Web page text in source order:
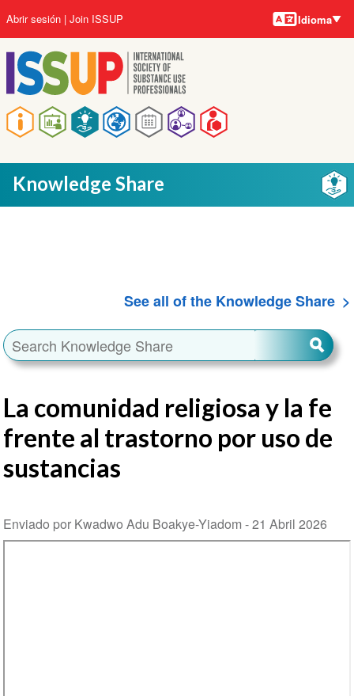
al
contenido
principal
Main
navigation
User
account
menu
Abrir sesión Join ISSUP Idiomas
Idioma
Knowledge Share
See all of the Knowledge Share
La comunidad religiosa y la fe
frente al trastorno por uso de
sustancias
Enviado por Kwadwo Adu Boakye-Yiadom -21 Abril 2026